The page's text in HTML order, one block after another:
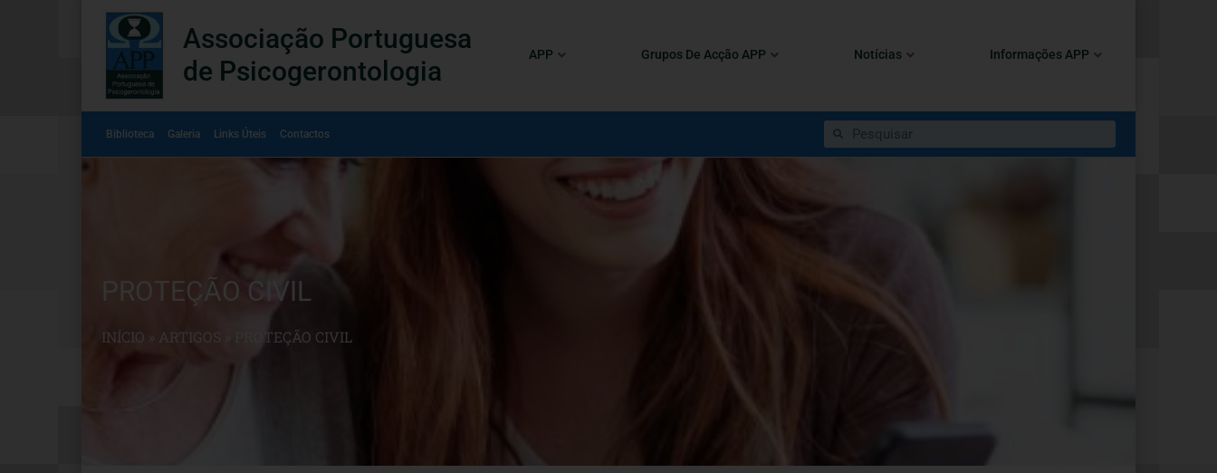
Associação Portuguesa
de Psicogerontologia
APP Grupos De Acção APP Notícias Informações APP
Biblioteca Galeria Links Úteis Contactos
PROTEÇÃO CIVIL
INÍCIO » ARTIGOS PROTEÇÃO CIVIL